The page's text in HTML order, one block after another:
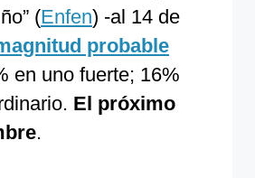
(Enfen) -al 14 de
probable
en uno fuerte; 16%
El próximo
.